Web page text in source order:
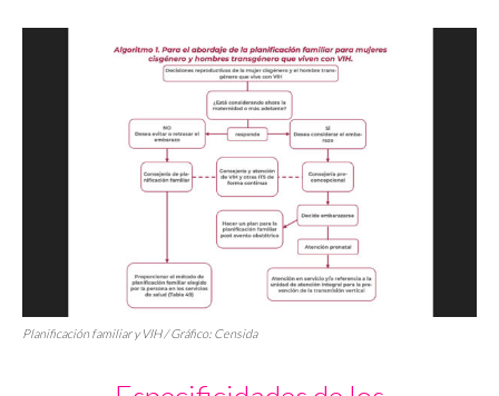
Planificación familiar y VIH / Gráfico: Censida